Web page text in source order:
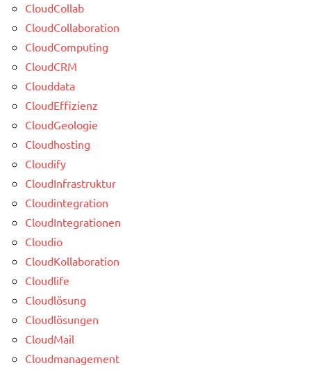
CloudCollab
CloudCollaboration
CloudComputing
CloudCRM
Clouddata
CloudEffizienz
CloudGeologie
Cloudhosting
Cloudify
CloudInfrastruktur
Cloudintegration
CloudIntegrationen
Cloudio
CloudKollaboration
Cloudlife
Cloudlösung
Cloudlösungen
CloudMail
Cloudmanagement